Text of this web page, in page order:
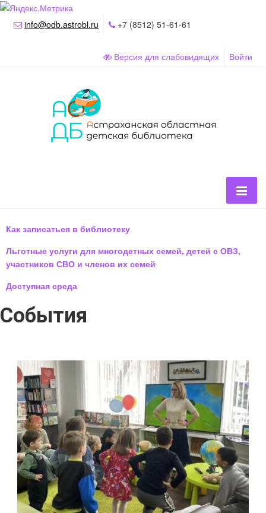
info@odb.astrobl.ru +7 (8512) 51-61-61
Версия для слабовидящих Войти
Как записаться в библиотеку
Льготные услуги для многодетных семей, детей с ОВЗ,
участников СВО и членов их семей
Доступная среда
События